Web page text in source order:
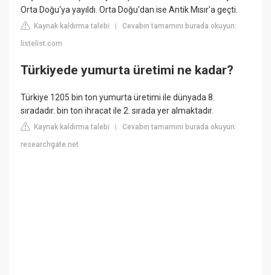
Orta Doğu'ya yayıldı. Orta Doğu'dan ise Antik Mısır'a geçti.
Kaynak kaldırma talebi |Cevabın tamamını burada okuyun:
listelist.com
Türkiyede yumurta üretimi ne kadar?
Türkiye 1205 bin ton yumurta üretimi ile dünyada 8.
sıradadır. bin ton ihracat ile 2. sırada yer almaktadır.
Kaynak kaldırma talebi |Cevabın tamamını burada okuyun:
researchgate.net